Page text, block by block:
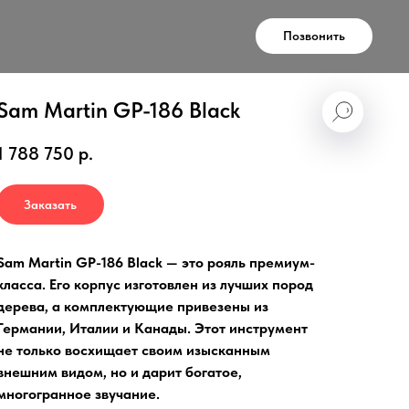
Позвонить
Martin GP-186 Black
788 750 р.
Заказать
Martin GP-186 Black — это рояль премиум-
Его корпус изготовлен из лучших пород
а комплектующие привезены из
Италии и Канады. Этот инструмент
только восхищает своим изысканным
видом, но и дарит богатое,
звучание.